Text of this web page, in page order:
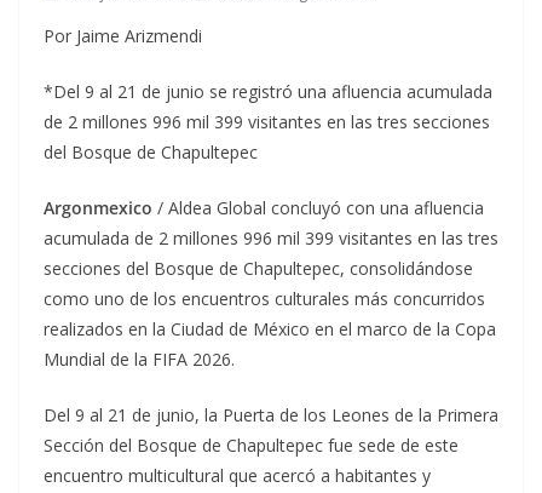
Por Jaime Arizmendi
*Del 9 al 21 de junio se registró una afluencia acumulada
de 2 millones 996 mil 399 visitantes en las tres secciones
del Bosque de Chapultepec
Argonmexico / Aldea Global concluyó con una afluencia
acumulada de 2 millones 996 mil 399 visitantes en las tres
secciones del Bosque de Chapultepec, consolidándose
como uno de los encuentros culturales más concurridos
realizados en la Ciudad de México en el marco de la Copa
Mundial de la FIFA 2026.
Del 9 al 21 de junio, la Puerta de los Leones de la Primera
Sección del Bosque de Chapultepec fue sede de este
encuentro multicultural que acercó a habitantes y